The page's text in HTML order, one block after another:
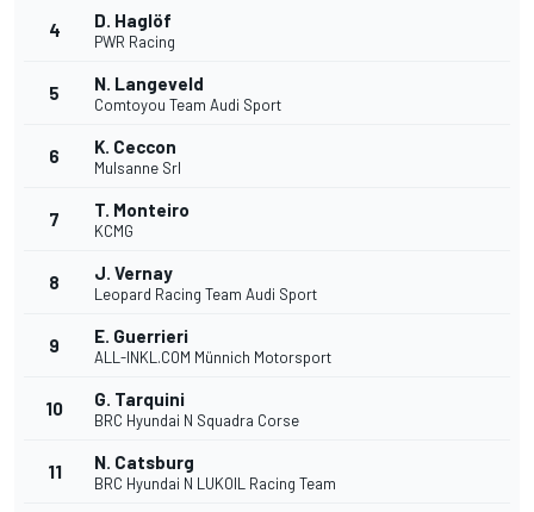
4 D. Haglöf
PWR Racing
5 N. Langeveld
Comtoyou Team Audi Sport
6 K. Ceccon
Mulsanne Srl
7 T. Monteiro
KCMG
8 J. Vernay
Leopard Racing Team Audi Sport
9 E. Guerrieri
ALL-INKL.COM Münnich Motorsport
10 G. Tarquini
BRC Hyundai N Squadra Corse
11 N. Catsburg
BRC Hyundai N LUKOIL Racing Team